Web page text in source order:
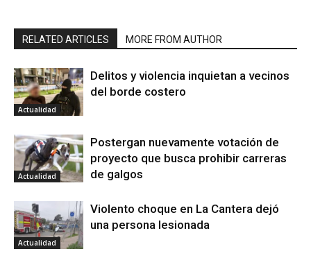
RELATED ARTICLES MORE FROM AUTHOR
Actualidad
Delitos y violencia inquietan a vecinos
del borde costero
Actualidad
Postergan nuevamente votación de
proyecto que busca prohibir carreras
de galgos
Actualidad
Violento choque en La Cantera dejó
una persona lesionada